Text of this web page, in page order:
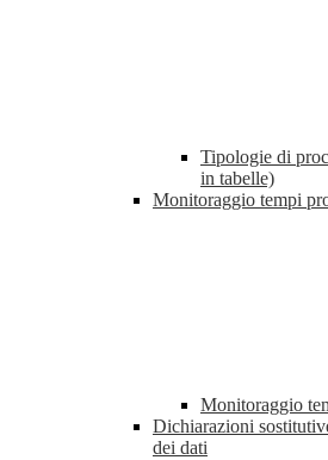
Tipologie di
in tabelle)
Monitoraggio tempi
Monitoraggio
Dichiarazioni
dei dati